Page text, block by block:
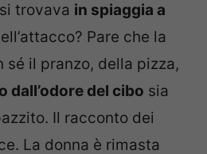
trovava in spiaggia a
Pare che la
sé il pranzo, della pizza,
dall’odore del cibo sia
Il racconto dei
La donna è rimasta